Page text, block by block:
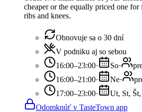
cheaper or the equally priced one
ribs and knees.
Obnovuje sa o 30 dní
V podniku aj so sebou
16:00–23:00· So·
16:00–21:00· Ne·
17:00–23:00· Ut, St,
Odomknúť v TasteTown app